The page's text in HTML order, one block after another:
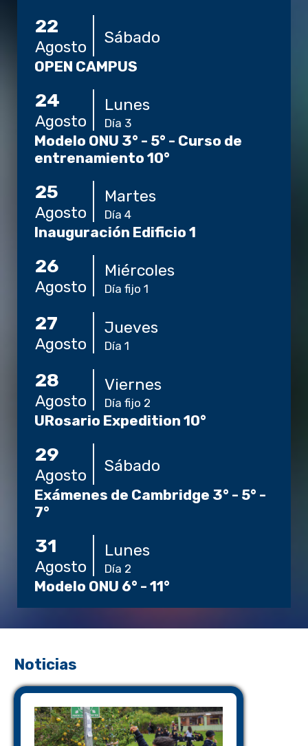
22
Agosto Sábado
OPEN CAMPUS
24
Agosto
Lunes
Día 3
Modelo ONU 3° - 5° - Curso de
entrenamiento 10°
25
Agosto
Martes
Día 4
Inauguración Edificio 1
26
Agosto
Miércoles
Día fijo 1
27
Agosto
Jueves
Día 1
28
Agosto
Viernes
Día fijo 2
URosario Expedition 10°
29
Agosto Sábado
Exámenes de Cambridge 3° - 5° -
7°
31
Agosto
Lunes
Día 2
Modelo ONU 6° - 11°
Noticias